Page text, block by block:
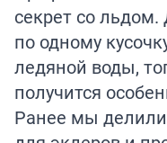
секрет со льдом.
по одному
ледяной воды,
получится
Ранее мы